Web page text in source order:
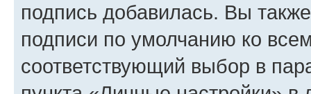
подпись добавилась. Вы
подписи по умолчанию ко
соответствующий выбор в